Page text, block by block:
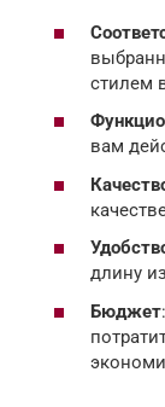
стилем
вам
длину
Бюджет